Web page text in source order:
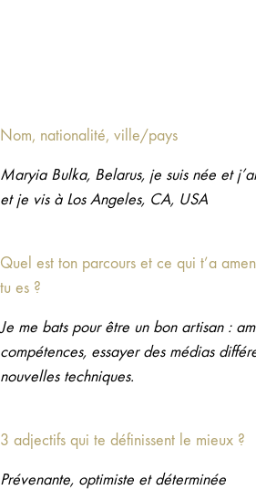
Nom, nationalité, ville/pays
Maryia Bulka, Belarus, je suis née et
et je vis à Los Angeles, CA, USA
Quel est ton parcours et ce qui t’a
tu es ?
Je me bats pour être un bon artisan :
compétences, essayer des médias
nouvelles techniques.
3 adjectifs qui te définissent le mieux ?
Prévenante, optimiste et déterminée